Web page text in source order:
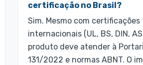
certificação no Brasil?
Sim. Mesmo com certificações
internacionais (UL, BS, DIN,
produto deve atender à
131/2022 e normas ABNT. O